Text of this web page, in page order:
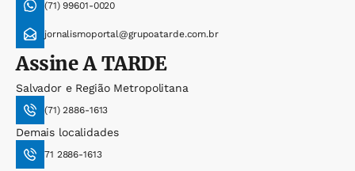
(71) 99601-0020
jornalismoportal@grupoatarde.com.br
AssineA TARDE
Salvador e Região Metropolitana
(71) 2886-1613
Demais localidades
71 2886-1613